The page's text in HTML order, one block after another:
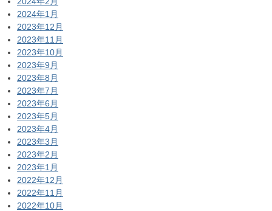
2024年1月
2023年12月
2023年11月
2023年10月
2023年9月
2023年8月
2023年7月
2023年6月
2023年5月
2023年4月
2023年3月
2023年2月
2023年1月
2022年12月
2022年11月
2022年10月